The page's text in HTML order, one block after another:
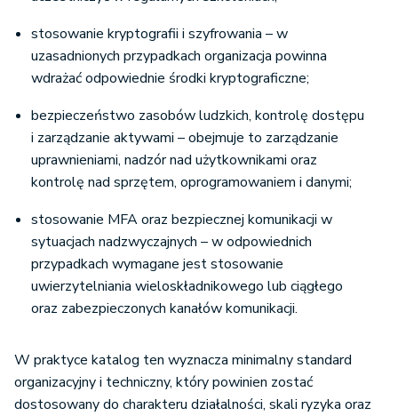
stosowanie kryptografii i szyfrowania – w
uzasadnionych przypadkach organizacja powinna
wdrażać odpowiednie środki kryptograficzne;
bezpieczeństwo zasobów ludzkich, kontrolę dostępu
i zarządzanie aktywami – obejmuje to zarządzanie
uprawnieniami, nadzór nad użytkownikami oraz
kontrolę nad sprzętem, oprogramowaniem i danymi;
stosowanie MFA oraz bezpiecznej komunikacji w
sytuacjach nadzwyczajnych – w odpowiednich
przypadkach wymagane jest stosowanie
uwierzytelniania wieloskładnikowego lub ciągłego
oraz zabezpieczonych kanałów komunikacji.
W praktyce katalog ten wyznacza minimalny standard
organizacyjny i techniczny, który powinien zostać
dostosowany do charakteru działalności, skali ryzyka oraz